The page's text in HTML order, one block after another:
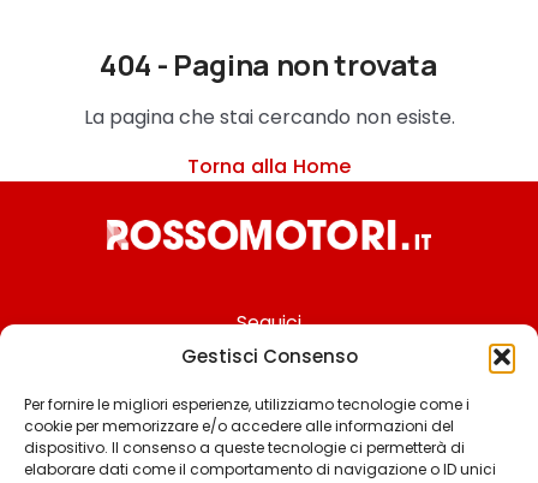
Gestisci Consenso
Per fornire le migliori esperienze, utilizziamo tecnologie come i
cookie per memorizzare e/o accedere alle informazioni del
dispositivo. Il consenso a queste tecnologie ci permetterà di
elaborare dati come il comportamento di navigazione o ID unici
404 - Pagina non trovata
La pagina che stai cercando non esiste.
Torna alla Home
Seguici
Chi siamo